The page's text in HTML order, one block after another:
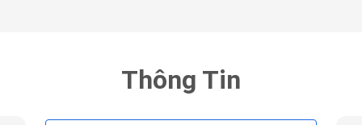
Thông Tin